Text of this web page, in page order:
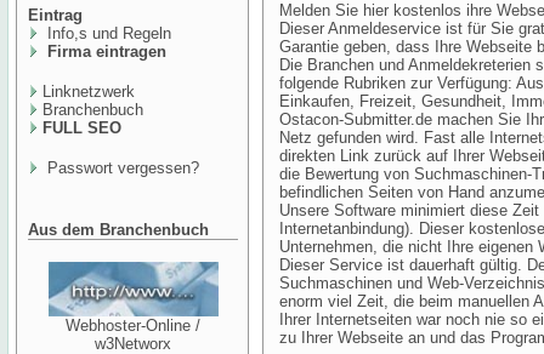
Eintrag
Info,s und Regeln
Firma eintragen
Linknetzwerk
Branchenbuch
FULL SEO
Passwort vergessen?
Aus dem Branchenbuch
Webhoster-Online /
w3Networx
Melden Sie hier kostenlos ihre
Dieser Anmeldeservice ist für Sie
Garantie geben, dass Ihre Webseite
Die Branchen und
folgende Rubriken zur Verfügung:
Einkaufen, Freizeit, Gesundheit,
Ostacon-Submitter.de machen Sie
Netz gefunden wird. Fast alle
direkten Link zurück auf Ihrer
die Bewertung von Suchmaschinen-
befindlichen Seiten von Hand
Unsere Software minimiert diese
Internetanbindung). Dieser
Unternehmen, die nicht Ihre eigenen
Dieser Service ist dauerhaft gültig.
Suchmaschinen und Web-
enorm viel Zeit, die beim manuellen
Ihrer Internetseiten war noch nie so
zu Ihrer Webseite an und das